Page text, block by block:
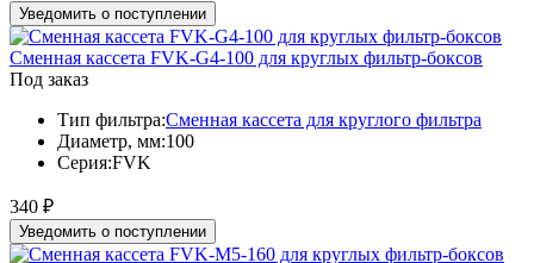
Уведомить о поступлении
Сменная кассета FVK-G4-100 для круглых фильтр-боксов
Под заказ
Тип фильтра:Сменная кассета для круглого фильтра
Диаметр, мм:100
Серия:FVK
340 ₽
Уведомить о поступлении